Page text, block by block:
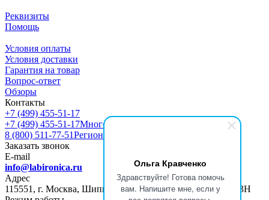
Ольга Кравченко
Здравствуйте! Готова помочь
вам. Напишите мне, если у
Реквизиты
Помощь
Условия оплаты
Условия доставки
Гарантия на товар
Вопрос-ответ
Обзоры
Контакты
+7 (499) 455-51-17
+7 (499) 455-51-17Многоканальный
8 (800) 511-77-51Регионы РФ
Заказать звонок
E-mail
info@labironica.ru
Адрес
115551, г. Москва, Шипиловский пр-д, д. 47, ПОМЕЩ. 13Н